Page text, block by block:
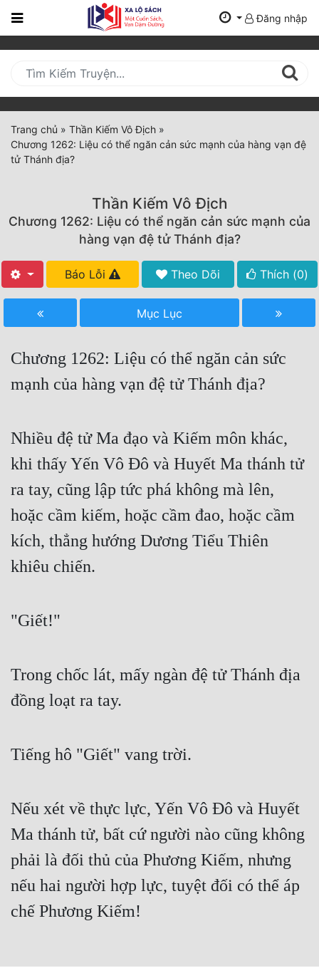
Trang
Mới
Cập
Nhật
(current)
BXH
Truyện Mới Ra
Hoàn Thành
Truyện ngắn
Xa Lộ Dịch
Cung Đấu
Cổ Tiên Hiệp
Du Hí
Dã Sử
Dị Năng
Huyền Huyễn
Huyền Nghi
Đăng nhập
Trang chủ » Thần Kiếm Vô Địch »
Chương 1262: Liệu có thể ngăn cản sức mạnh của hàng vạn đệ
tử Thánh địa?
Thần Kiếm Vô Địch
Chương 1262: Liệu có thể ngăn cản sức mạnh của
hàng vạn đệ tử Thánh địa?
Báo Lỗi Theo Dõi Thích (0)
Mục Lục
Chương 1262: Liệu có thể ngăn cản sức
mạnh của hàng vạn đệ tử Thánh địa?
Nhiều đệ tử Ma đạo và Kiếm môn khác,
khi thấy Yến Vô Đô và Huyết Ma thánh tử
ra tay, cũng lập tức phá không mà lên,
hoặc cầm kiếm, hoặc cầm đao, hoặc cầm
kích, thẳng hướng Dương Tiểu Thiên
khiêu chiến.
"Giết!"
Trong chốc lát, mấy ngàn đệ tử Thánh địa
đồng loạt ra tay.
Tiếng hô "Giết" vang trời.
Nếu xét về thực lực, Yến Vô Đô và Huyết
Ma thánh tử, bất cứ người nào cũng không
phải là đối thủ của Phương Kiếm, nhưng
nếu hai người hợp lực, tuyệt đối có thể áp
chế Phương Kiếm!